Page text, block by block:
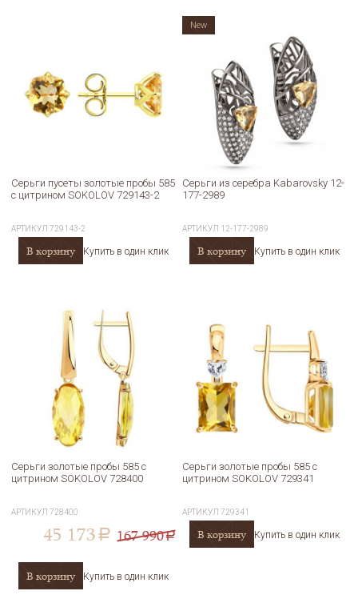
Серьги пусеты золотые пробы 585
с цитрином SOKOLOV 729143-2
АРТИКУЛ729143-2
В корзину Купить в один клик
Серьги из серебра Kabarovsky 12-
177-2989
АРТИКУЛ 12-177-2989
В корзину Купить в один клик
New
Серьги золотые пробы 585 с
цитрином SOKOLOV 728400
АРТИКУЛ728400
45 173 a 167 990a
В корзину Купить в один клик
Серьги золотые пробы 585 с
цитрином SOKOLOV 729341
АРТИКУЛ729341
В корзину Купить в один клик